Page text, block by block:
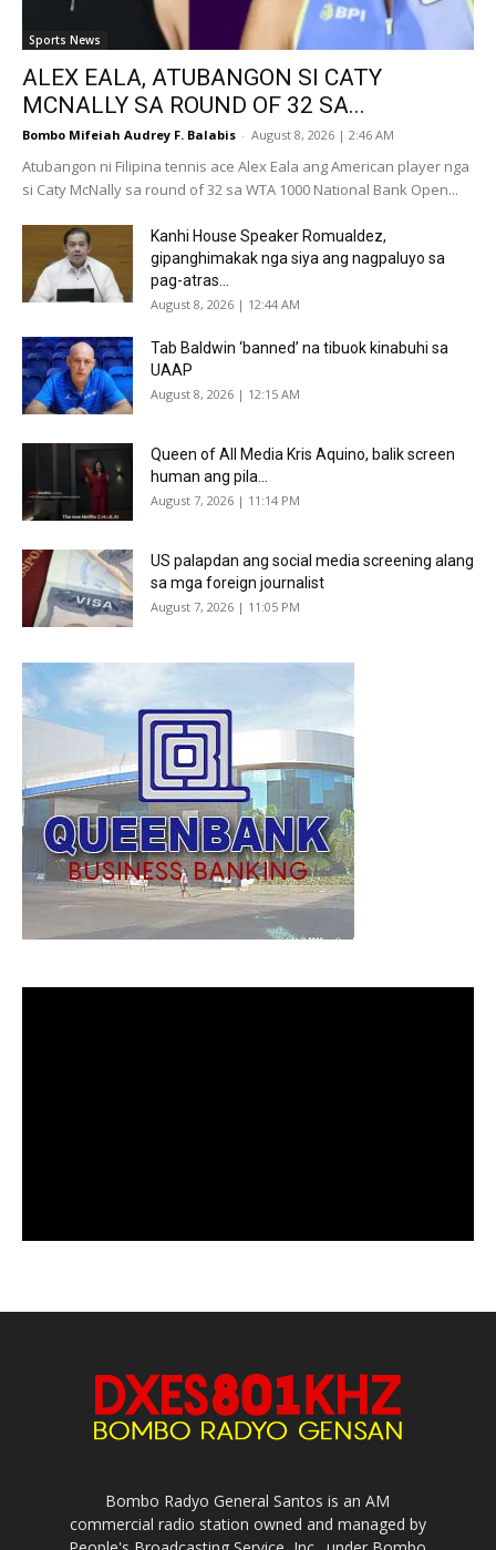
Sports News
ALEX EALA, ATUBANGON SI CATY
MCNALLY SA ROUND OF 32 SA...
Bombo Mifeiah Audrey F. Balabis - August 8, 2026 | 2:46 AM
Atubangon ni Filipina tennis ace Alex Eala ang American player nga
si Caty McNally sa round of 32 sa WTA 1000 National Bank Open...
Kanhi House Speaker Romualdez,
gipanghimakak nga siya ang nagpaluyo sa
pag-atras...
August 8, 2026 | 12:44 AM
Tab Baldwin ‘banned’ na tibuok kinabuhi sa
UAAP
August 8, 2026 | 12:15 AM
Queen of All Media Kris Aquino, balik screen
human ang pila...
August 7, 2026 | 11:14 PM
US palapdan ang social media screening alang
sa mga foreign journalist
August 7, 2026 | 11:05 PM
Bombo Radyo General Santos is an AM
commercial radio station owned and managed by